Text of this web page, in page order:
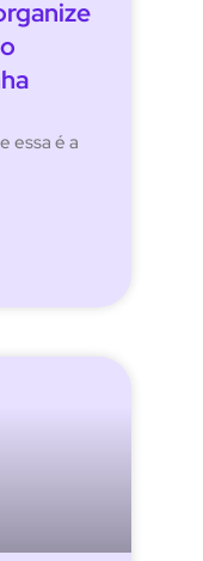
essa é a